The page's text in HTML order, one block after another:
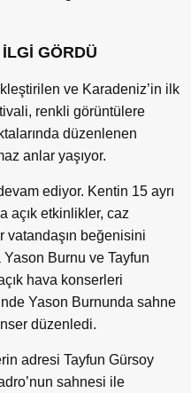
GÖRDÜ
ve Karadeniz’in ilk
renkli görüntülere
düzenlenen
anlar yaşıyor.
ediyor. Kentin 15 ayrı
açık etkinlikler, caz
beğenisini
Yason Burnu ve Tayfun
hava konserleri
Yason Burnunda sahne
düzenledi.
adresi Tayfun Gürsoy
sahnesi ile